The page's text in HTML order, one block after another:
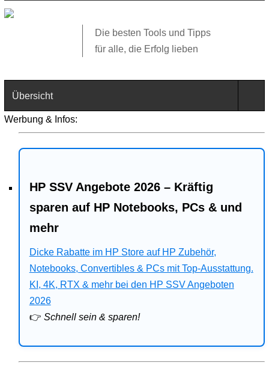
Die besten Tools und Tipps
für alle, die Erfolg lieben
Übersicht
Technik
Web
Business
Angebote
Bitdefender
Ratgeber
Werbung & Infos:
HP SSV Angebote 2026 – Kräftig
sparen auf HP Notebooks, PCs & und
mehr
Dicke Rabatte im HP Store auf HP Zubehör,
Notebooks, Convertibles & PCs mit Top-Ausstattung.
KI, 4K, RTX & mehr bei den HP SSV Angeboten
2026
👉 Schnell sein & sparen!